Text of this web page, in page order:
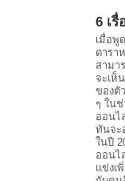
6 เ
เมื่อพู
ดารา
สามา
จะเห็
ของตั
ๆ ใน
ออนไ
ทันจะ
ในปี
ออนไ
แข่งเ